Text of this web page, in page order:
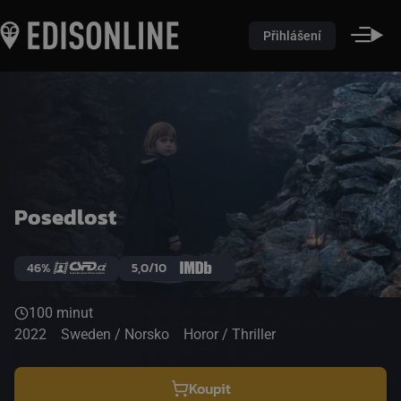
Přihlášení
Posedlost
46% 5,0/10
100 minut
2022
Sweden / Norsko Horor / Thriller
Koupit